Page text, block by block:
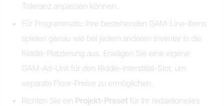
Toleranz anpassen können.
Für Programmatic: Ihre bestehenden GAM-Line-Items
spielen genau wie bei jedem anderen Inventar in die
Riddle-Platzierung aus. Erwägen Sie eine eigene
GAM-Ad-Unit für den Riddle-Interstitial-Slot, um
separate Floor-Preise zu ermöglichen.
Richten Sie ein Projekt-Preset für Ihr redaktionelles